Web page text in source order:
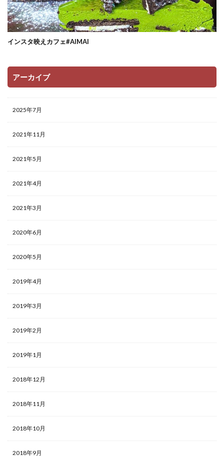
インスタ映えカフェ#AIMAI
アーカイブ
2025年7月
2021年11月
2021年5月
2021年4月
2021年3月
2020年6月
2020年5月
2019年4月
2019年3月
2019年2月
2019年1月
2018年12月
2018年11月
2018年10月
2018年9月